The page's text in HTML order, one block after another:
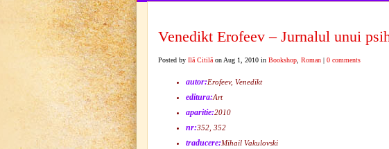
Venedikt Erofeev – Jurnalul unui
Posted by Ilă Citilă on Aug 1, 2010 in Bookshop Roman | 0 comments
autor:Erofeev, Venedikt
editura:Art
aparitie:2010
nr:352, 352
traducere:Mihail Vakulovski